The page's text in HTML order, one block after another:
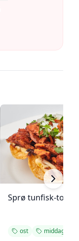
Sprø tunfisk-
ost middag